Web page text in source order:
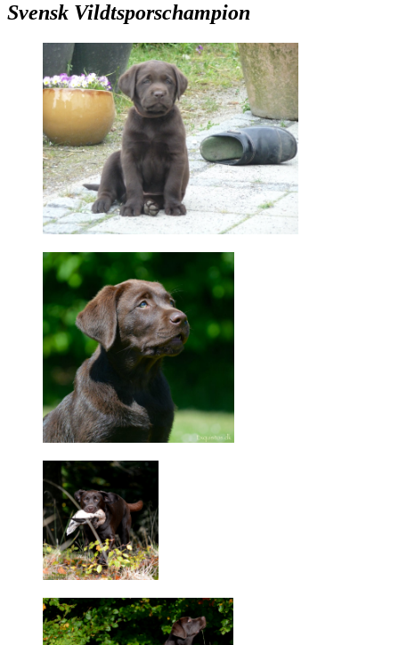
Svensk Vildtsporschampion